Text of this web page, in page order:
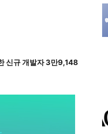
신규 개발자 3만9,148